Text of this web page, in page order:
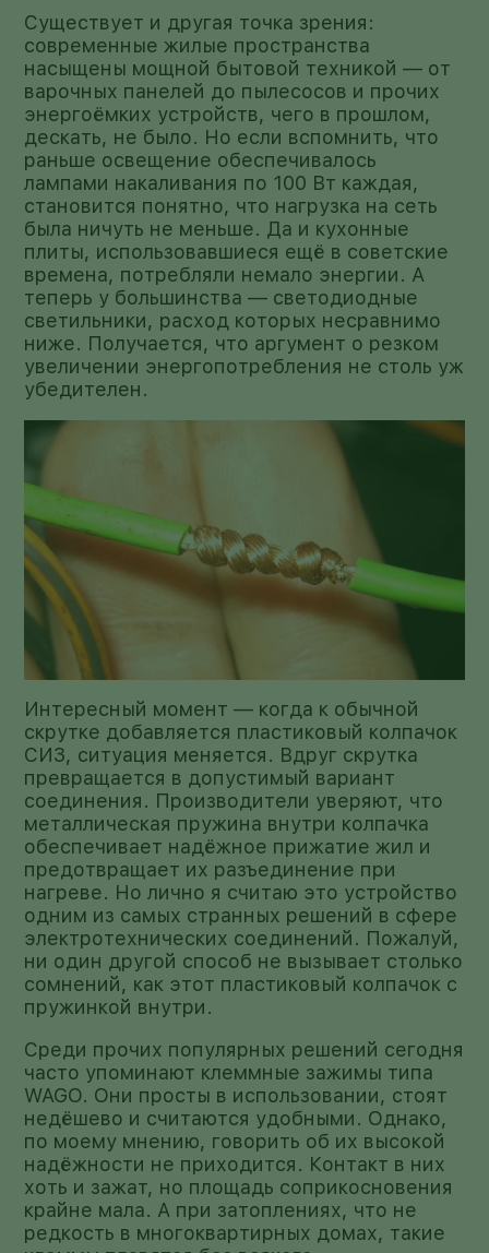
Существует и другая точка зрения:
современные жилые пространства
насыщены мощной бытовой техникой — от
варочных панелей до пылесосов и прочих
энергоёмких устройств, чего в прошлом,
дескать, не было. Но если вспомнить, что
раньше освещение обеспечивалось
лампами накаливания по 100 Вт каждая,
становится понятно, что нагрузка на сеть
была ничуть не меньше. Да и кухонные
плиты, использовавшиеся ещё в советские
времена, потребляли немало энергии. А
теперь у большинства — светодиодные
светильники, расход которых несравнимо
ниже. Получается, что аргумент о резком
увеличении энергопотребления не столь уж
убедителен.
Интересный момент — когда к обычной
скрутке добавляется пластиковый колпачок
СИЗ, ситуация меняется. Вдруг скрутка
превращается в допустимый вариант
соединения. Производители уверяют, что
металлическая пружина внутри колпачка
обеспечивает надёжное прижатие жил и
предотвращает их разъединение при
нагреве. Но лично я считаю это устройство
одним из самых странных решений в сфере
электротехнических соединений. Пожалуй,
ни один другой способ не вызывает столько
сомнений, как этот пластиковый колпачок с
пружинкой внутри.
Среди прочих популярных решений сегодня
часто упоминают клеммные зажимы типа
WAGO. Они просты в использовании, стоят
недёшево и считаются удобными. Однако,
по моему мнению, говорить об их высокой
надёжности не приходится. Контакт в них
хоть и зажат, но площадь соприкосновения
крайне мала. А при затоплениях, что не
редкость в многоквартирных домах, такие